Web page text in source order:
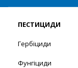
ПЕСТИЦИДИ
Гербіциди
Фунгіциди